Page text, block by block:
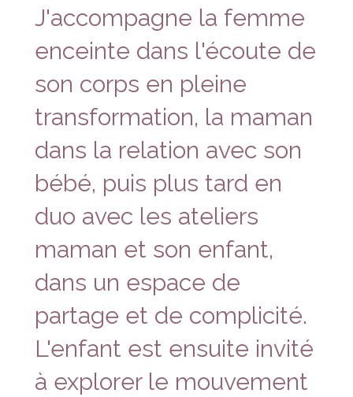
J'accompagne la femme
enceinte dans l'écoute de
son corps en pleine
transformation, la maman
dans la relation avec son
bébé, puis plus tard en
duo avec les ateliers
maman et son enfant,
dans un espace de
partage et de complicité.
L'enfant est ensuite invité
à explorer le mouvement